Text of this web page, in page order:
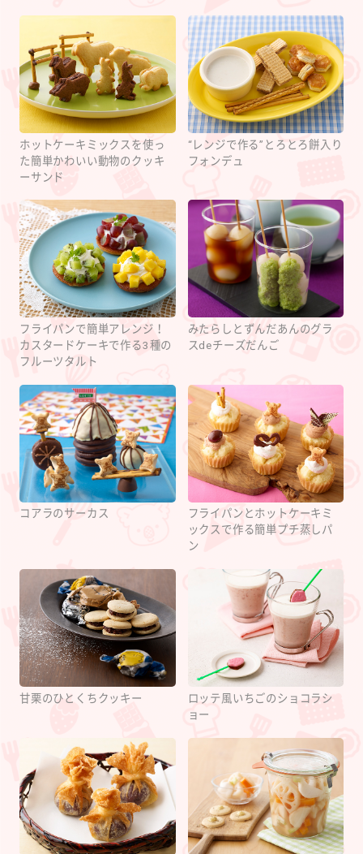
ホットケーキミックスを使っ
た簡単かわいい動物のクッキ
ーサンド
“レンジで作る”とろとろ餅入り
フォンデュ
フライパンで簡単アレンジ！
カスタードケーキで作る3種の
フルーツタルト
みたらしとずんだあんのグラ
スdeチーズだんご
コアラのサーカス
フライパンとホットケーキミ
ックスで作る簡単プチ蒸しパ
ン
甘栗のひとくちクッキー
ロッテ風いちごのショコラシ
ョー